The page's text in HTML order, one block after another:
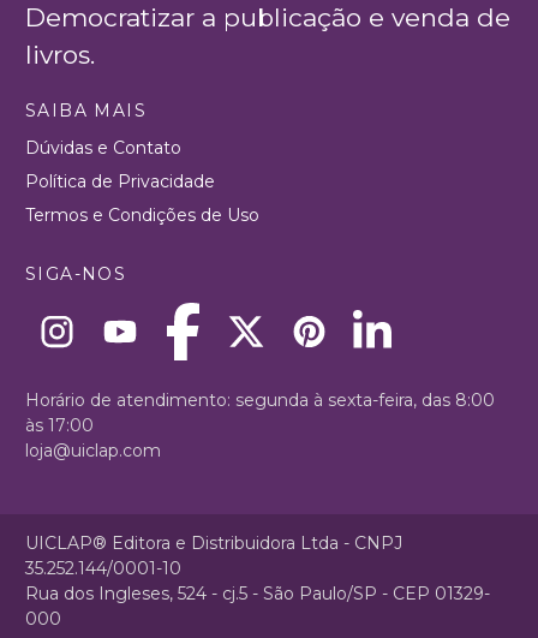
Democratizar a publicação e venda de
livros.
SAIBA MAIS
Dúvidas e Contato
Política de Privacidade
Termos e Condições de Uso
SIGA-NOS
Horário de atendimento: segunda à sexta-feira, das 8:00
às 17:00
loja@uiclap.com
UICLAP® Editora e Distribuidora Ltda - CNPJ
35.252.144/0001-10
Rua dos Ingleses, 524 - cj.5 - São Paulo/SP - CEP 01329-
000